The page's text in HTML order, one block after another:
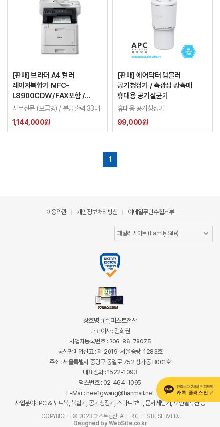
[판매] 브라더 A4 컬러
레이저복합기 MFC-
L8900CDW/ FAX포함 /
구입전 문의요망
사무전문 (보급형) / 분당출력 33매
1,144,000원
[판매] 에어닥터 텀블러
공기청정기 / 축광성 광촉매
휴대용 공기살균기
휴대용 공기청정기
99,000원
1
상호명 : (주)퍼스트전산
대표이사 : 김희권
사업자등록번호 : 206-86-78075
통신판매업신고 : 제 2019-서울중랑-1283호
주소 : 서울특별시 중랑구 동일로 752 상가동 B001호
대표전화 : 1522-1093
팩스번호 : 02-464-1095
E-Mail : hee1gwang@hanmail.net
사업분야 : PC & 노트북, 복합기, 공기청정기, 스마트보드, 문서세단기, 보안솔루션 등
COPYRIGHT© 2023 퍼스트전산. ALL RIGHTS RESERVED.
Designed by WebSite.co.kr
이용약관 개인정보처리방침 이메일무단수집거부